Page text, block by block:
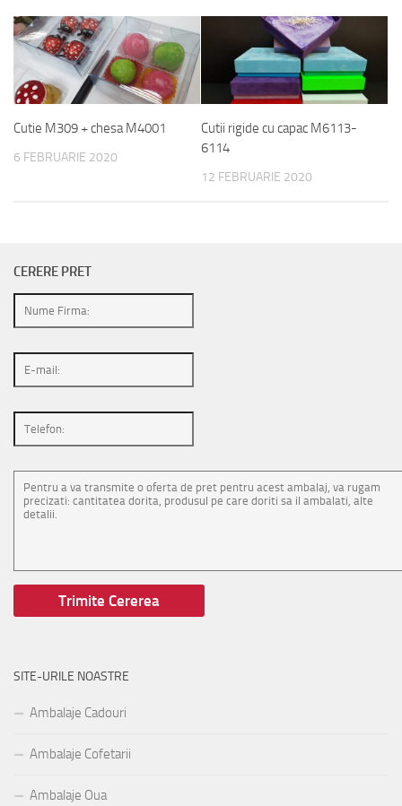
Cutie M309 + chesa M4001
6 FEBRUARIE 2020
Cutii rigide cu capac M6113-
6114
12 FEBRUARIE 2020
CERERE PRET
SITE-URILE NOASTRE
Ambalaje Cadouri
Ambalaje Cofetarii
Ambalaje Oua